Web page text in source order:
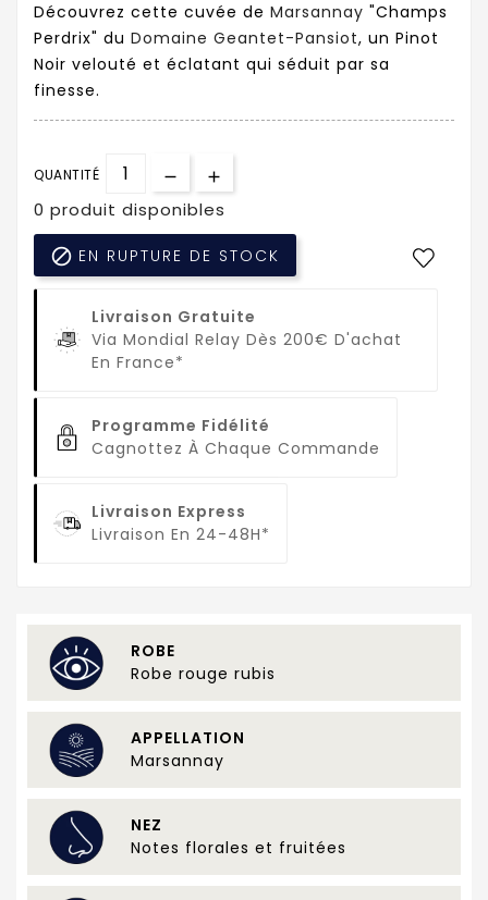
Découvrez cette cuvée de Marsannay "Champs
Perdrix" du Domaine Geantet-Pansiot, un Pinot
Noir velouté et éclatant qui séduit par sa
finesse.
QUANTITÉ
0 produit disponibles
 EN RUPTURE DE STOCK
Livraison Gratuite
Via Mondial Relay Dès 200€ D'achat
En France*
Programme Fidélité
Cagnottez À Chaque Commande
Livraison Express
Livraison En 24-48H*
ROBE
Robe rouge rubis
APPELLATION
Marsannay
NEZ
Notes florales et fruitées